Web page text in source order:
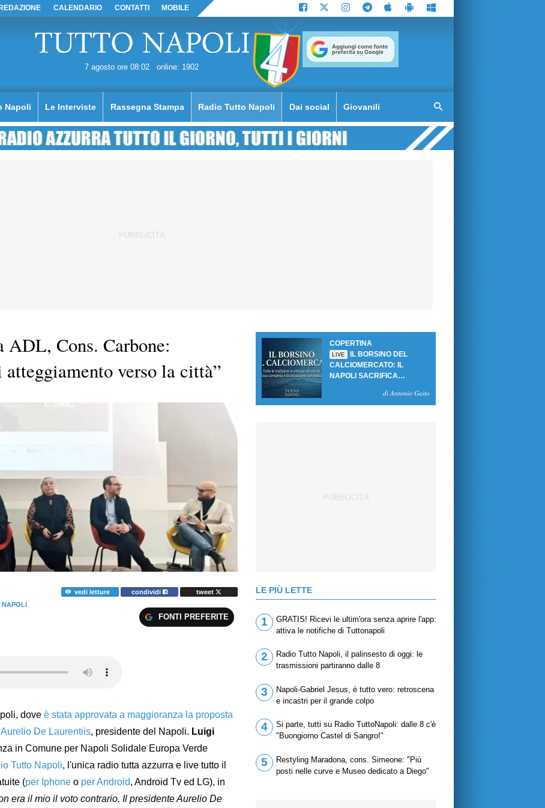
REDAZIONE CALENDARIO CONTATTI MOBILE
7 agosto ore 08:02 online: 1902
Napoli Le Interviste Rassegna Stampa Radio Tutto Napoli Dai social Giovanili
ADL, Cons. Carbone:
verso la città”
vedi letture condividi
tweet
FONTI PREFERITE
dove è stata approvata a maggioranza la proposta
De Laurentiis, presidente del Napoli. Luigi
in Comune per Napoli Solidale Europa Verde
Tutto Napoli, l'unica radio tutta azzurra e live tutto il
(per Iphone o per Android, Android Tv ed LG), in
era il mio il voto contrario. Il presidente Aurelio De
COPERTINA
LIVE
IL BORSINO DEL
CALCIOMERCATO: IL
NAPOLI SACRIFICA
SBLOCCANO ARRIVIdi Antonio Gaito
LE PIÙ LETTE
1
GRATIS! Ricevi le ultim'ora senza aprire l'app:
attiva le notifiche di Tuttonapoli
2
Radio Tutto Napoli, il palinsesto di oggi: le
trasmissioni partiranno dalle 8
3
Napoli-Gabriel Jesus, è tutto vero: retroscena
e incastri per il grande colpo
4
Si parte, tutti su Radio TuttoNapoli: dalle 8 c'è
"Buongiorno Castel di Sangro!"
5
Restyling Maradona, cons. Simeone: "Più
posti nelle curve e Museo dedicato a Diego"